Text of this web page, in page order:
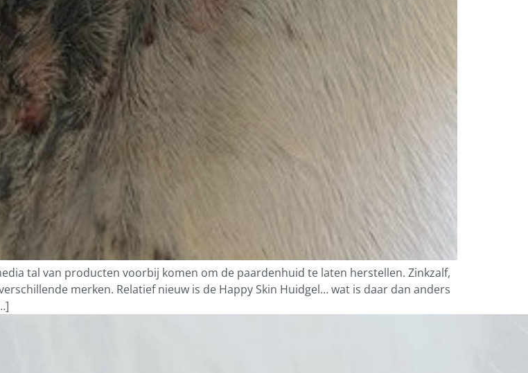
tal van producten voorbij komen om de paardenhuid te laten herstellen. Zinkzalf,
merken. Relatief nieuw is de Happy Skin Huidgel… wat is daar dan anders